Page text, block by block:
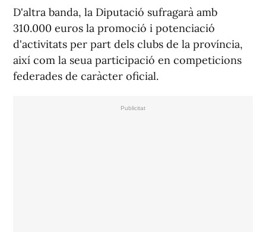
D'altra banda, la Diputació sufragarà amb
310.000 euros la promoció i potenciació
d'activitats per part dels clubs de la província,
així com la seua participació en competicions
federades de caràcter oficial.